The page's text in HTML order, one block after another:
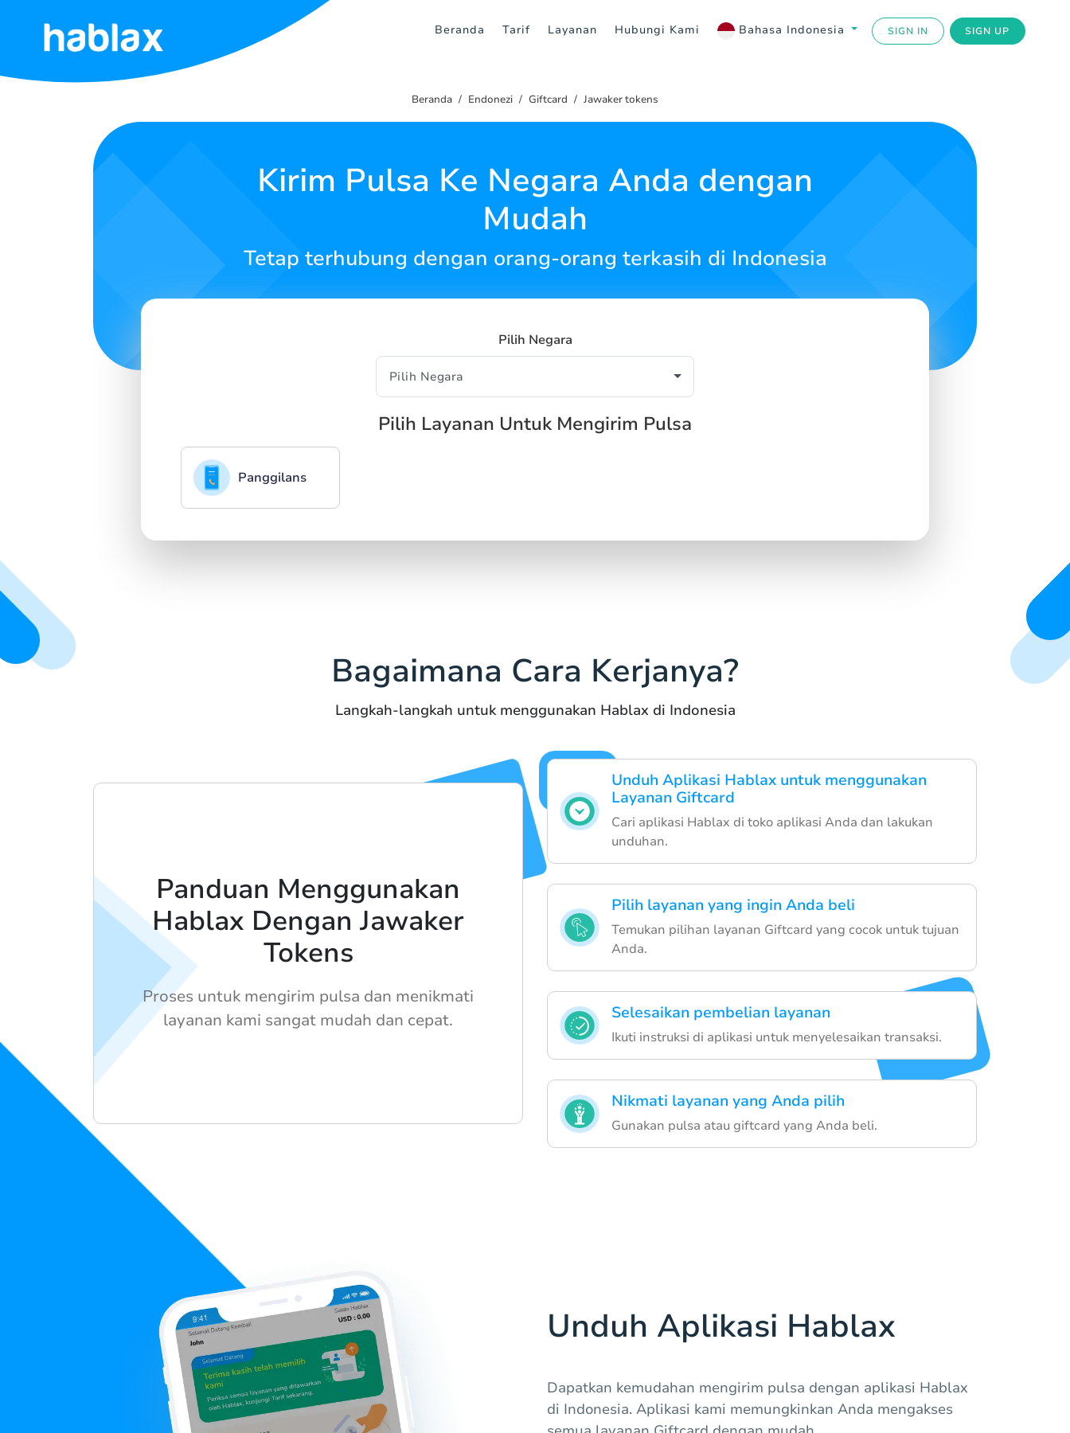
Beranda Tarif Layanan Hubungi Kami Bahasa Indonesia SIGN IN SIGN UP
Beranda
Beranda Endonezi Giftcard Jawaker tokens
Kirim Pulsa Ke Negara Anda dengan
Mudah
Tetap terhubung dengan orang-orang terkasih di Indonesia
Pilih Negara
Pilih Layanan Untuk Mengirim Pulsa
Panggilans
Bagaimana Cara Kerjanya?
Langkah-langkah untuk menggunakan Hablax di Indonesia
Unduh Aplikasi Hablax untuk menggunakan
Layanan Giftcard
Cari aplikasi Hablax di toko aplikasi Anda dan lakukan
unduhan.
Pilih layanan yang ingin Anda beli
Temukan pilihan layanan Giftcard yang cocok untuk tujuan
Anda.
Selesaikan pembelian layanan
Ikuti instruksi di aplikasi untuk menyelesaikan transaksi.
Nikmati layanan yang Anda pilih
Gunakan pulsa atau giftcard yang Anda beli.
Panduan Menggunakan
Hablax Dengan Jawaker
Tokens
Proses untuk mengirim pulsa dan menikmati
layanan kami sangat mudah dan cepat.
Unduh Aplikasi Hablax
Dapatkan kemudahan mengirim pulsa dengan aplikasi Hablax
di Indonesia. Aplikasi kami memungkinkan Anda mengakses